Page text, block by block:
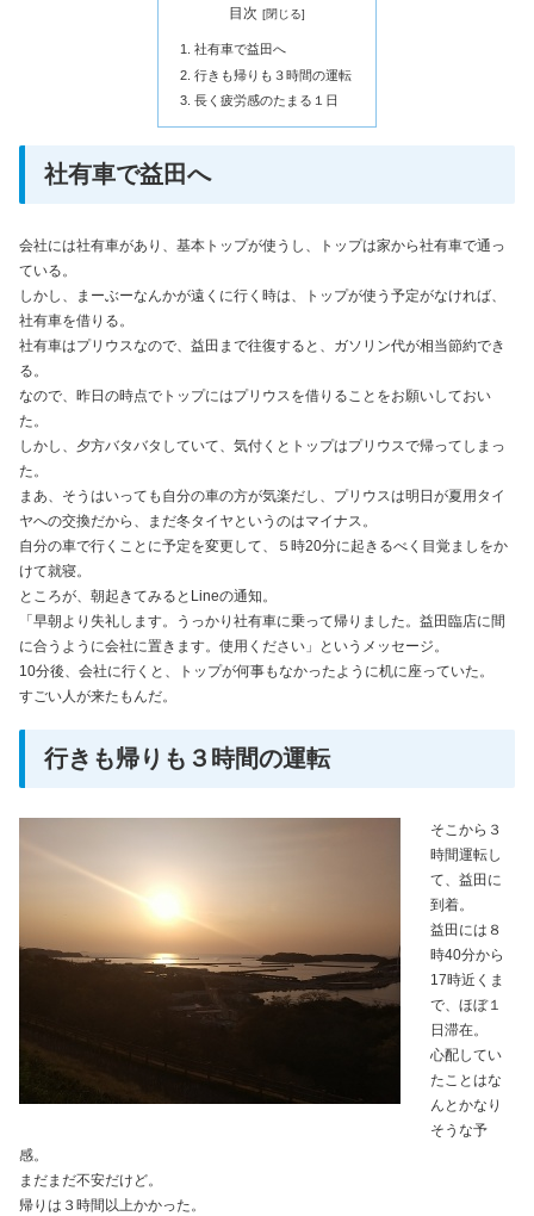
目次
社有車で益田へ
行きも帰りも３時間の運転
長く疲労感のたまる１日
社有車で益田へ
会社には社有車があり、基本トップが使うし、トップは家から社有車で通っ
ている。
しかし、まーぶーなんかが遠くに行く時は、トップが使う予定がなければ、
社有車を借りる。
社有車はプリウスなので、益田まで往復すると、ガソリン代が相当節約でき
る。
なので、昨日の時点でトップにはプリウスを借りることをお願いしておい
た。
しかし、夕方バタバタしていて、気付くとトップはプリウスで帰ってしまっ
た。
まあ、そうはいっても自分の車の方が気楽だし、プリウスは明日が夏用タイ
ヤへの交換だから、まだ冬タイヤというのはマイナス。
自分の車で行くことに予定を変更して、５時20分に起きるべく目覚ましをか
けて就寝。
ところが、朝起きてみるとLineの通知。
「早朝より失礼します。うっかり社有車に乗って帰りました。益田臨店に間
に合うように会社に置きます。使用ください」というメッセージ。
10分後、会社に行くと、トップが何事もなかったように机に座っていた。
すごい人が来たもんだ。
行きも帰りも３時間の運転
そこから３
時間運転し
て、益田に
到着。
益田には８
時40分から
17時近くま
で、ほぼ１
日滞在。
心配してい
たことはな
んとかなり
そうな予
感。
まだまだ不安だけど。
帰りは３時間以上かかった。